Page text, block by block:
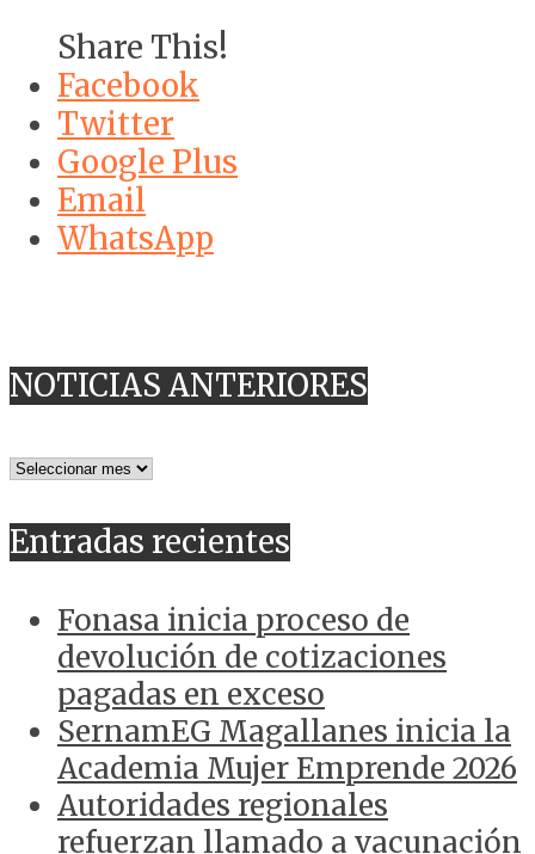
Share This!
Facebook
Twitter
Google Plus
Email
WhatsApp
NOTICIAS ANTERIORES
NOTICIAS
Entradas recientes
Fonasa inicia proceso de
devolución de cotizaciones
pagadas en exceso
SernamEG Magallanes inicia la
Academia Mujer Emprende 2026
Autoridades regionales
refuerzan llamado a vacunación